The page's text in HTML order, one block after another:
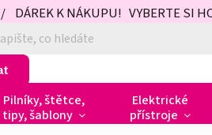
K NÁKUPU! VYBERTE SI
Pilníky, štětce,
tipy, šablony
Elektrické
přístroje